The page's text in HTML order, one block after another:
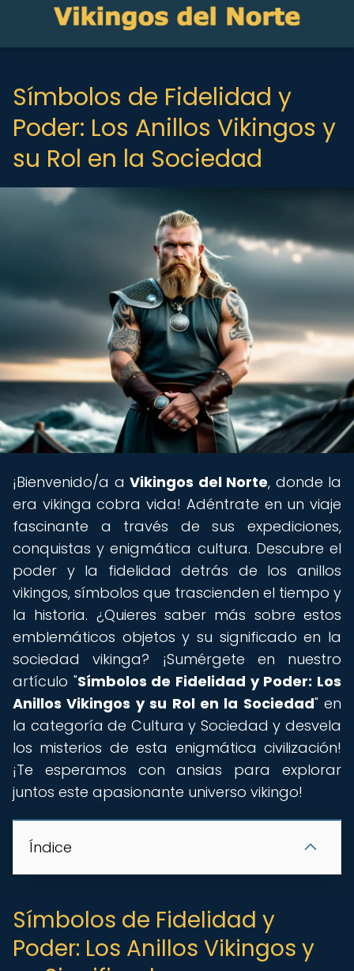
Símbolos de Fidelidad y
Poder: Los Anillos Vikingos y
su Rol en la Sociedad
¡Bienvenido/a a Vikingos del Norte, donde la
era vikinga cobra vida! Adéntrate en un viaje
fascinante a través de sus expediciones,
conquistas y enigmática cultura. Descubre el
poder y la fidelidad detrás de los anillos
vikingos, símbolos que trascienden el tiempo y
la historia. ¿Quieres saber más sobre estos
emblemáticos objetos y su significado en la
sociedad vikinga? ¡Sumérgete en nuestro
artículo "Símbolos de Fidelidad y Poder: Los
Anillos Vikingos y su Rol en la Sociedad" en
la categoría de Cultura y Sociedad y desvela
los misterios de esta enigmática civilización!
¡Te esperamos con ansias para explorar
juntos este apasionante universo vikingo!
Índice
Símbolos de Fidelidad y
Poder: Los Anillos Vikingos y